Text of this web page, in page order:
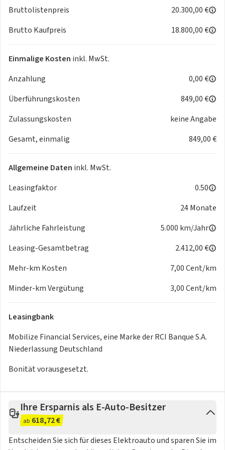
Geschwindigkeitsbegrenzer, Verkehrszeichenerkennung mit
den Rückseiten, Vorrichtung für Alkohol-Wegfahrsperre,
Bilder können abweichen
Für gewerbliche Leasinganfragen:
benötigen wir;
2. Unternehmen besteht 12 Monate oder länger
3. Kopie Personalausweis (Vorder- und Rückseite) von
4. IBAN (Bankverbindung)
Ihre Vorteile auf einen Blick:
-KeineReimporte
Wartungsverträge oder Versicherungs-Service
Bruttolistenpreis
20.300,00 €
Brutto Kaufpreis
18.800,00 €
Einmalige Kosten inkl. MwSt.
Anzahlung
0,00 €
Überführungskosten
849,00 €
Zulassungskosten
keine Angabe
Gesamt, einmalig
849,00 €
Allgemeine Daten inkl. MwSt.
Leasingfaktor
0.50
Laufzeit
24 Monate
Jährliche Fahrleistung
5.000 km/Jahr
Leasing-Gesamtbetrag
2.412,00 €
Mehr-km Kosten
7,00 Cent/km
Minder-km Vergütung
3,00 Cent/km
Leasingbank
Mobilize Financial Services, eine Marke der RCI Banque S.A.
Niederlassung Deutschland
Bonität vorausgesetzt.
Ihre Ersparnis als E-Auto-Besitzer
ab 618,72 €
Entscheiden Sie sich für dieses Elektroauto und sparen Sie im